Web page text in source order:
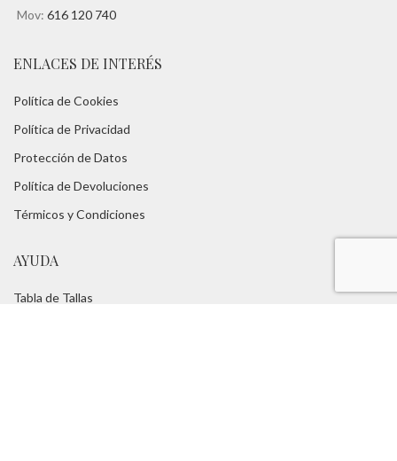
Mov: 616 120 740
ENLACES DE INTERÉS
Política de Cookies
Política de Privacidad
Protección de Datos
Política de Devoluciones
Térmicos y Condiciones
AYUDA
Tabla de Tallas